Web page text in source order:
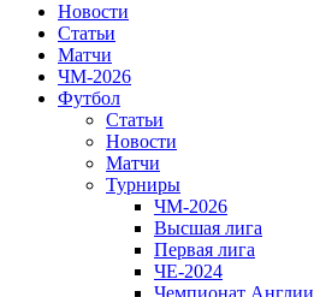
Новости
Статьи
Матчи
ЧМ-2026
Футбол
Статьи
Новости
Матчи
Турниры
ЧМ-2026
Высшая лига
Первая лига
ЧЕ-2024
Чемпионат Англии